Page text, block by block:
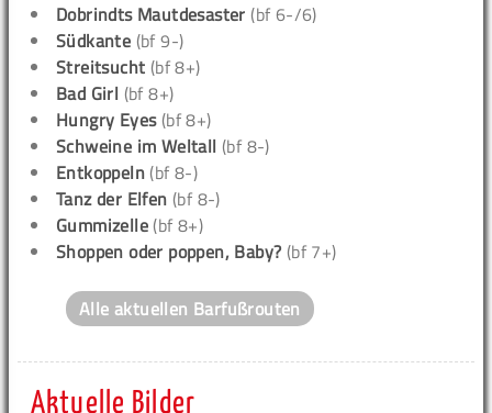
Dobrindts Mautdesaster (bf 6-/6)
Südkante (bf 9-)
Streitsucht (bf 8+)
Bad Girl (bf 8+)
Hungry Eyes(bf 8+)
Schweine im Weltall (bf 8-)
Entkoppeln (bf 8-)
Tanz der Elfen (bf 8-)
Gummizelle (bf 8+)
Shoppen oder poppen, Baby? (bf 7+)
Alle aktuellen Barfußrouten
Aktuelle Bilder